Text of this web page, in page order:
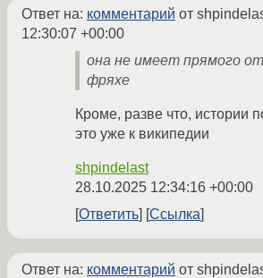
Ответ на: комментарий от
12:30:07 +00:00
она не имеет прямого
фряхе
Кроме, разве что, истории
это уже к википедии
shpindelast
28.10.2025 12:34:16 +00:00
Ответить
Ссылка
Ответ на: комментарий от